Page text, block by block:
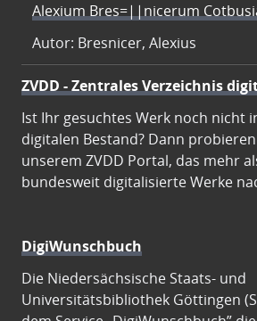
Alexium Bres=||nicerum
Autor: Bresnicer, Alexius
ZVDD - Zentrales Verzeichnis
Ist Ihr gesuchtes Werk noch nicht
digitalen Bestand? Dann
unserem ZVDD Portal, das mehr
bundesweit digitalisierte Werke
DigiWunschbuch
Die Niedersächsische Staats- und
Universitätsbibliothek Göttingen